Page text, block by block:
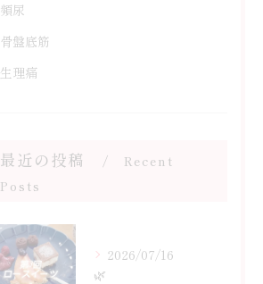
頻尿
骨盤底筋
生理痛
最近の投稿
Recent
Posts
2026/07/16
🌿